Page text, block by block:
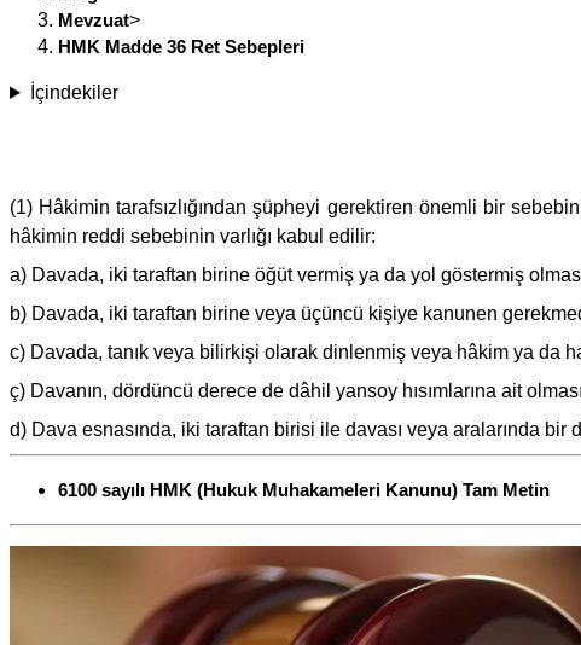
Mevzuat>
HMK Madde 36 Ret Sebepleri
İçindekiler
(1) Hâkimin tarafsızlığından şüpheyi gerektiren önemli bir
hâkimin reddi sebebinin varlığı kabul edilir:
a) Davada, iki taraftan birine öğüt vermiş ya da yol göstermiş
b) Davada, iki taraftan birine veya üçüncü kişiye kanunen
c) Davada, tanık veya bilirkişi olarak dinlenmiş veya hâkim ya da
ç) Davanın, dördüncü derece de dâhil yansoy hısımlarına ait
d) Dava esnasında, iki taraftan birisi ile davası veya aralarında bir
6100 sayılı HMK (Hukuk Muhakameleri Kanunu) Tam Metin